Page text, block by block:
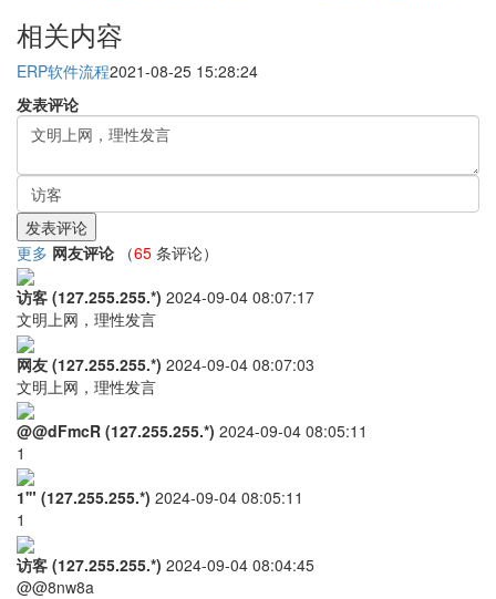
相关内容
ERP软件流程2021-08-25 15:28:24
发表评论
更多 网友评论 （65 条评论）
访客 (127.255.255.*) 2024-09-04 08:07:17
文明上网，理性发言
网友 (127.255.255.*) 2024-09-04 08:07:03
文明上网，理性发言
@@dFmcR (127.255.255.*) 2024-09-04 08:05:11
1
1'" (127.255.255.*) 2024-09-04 08:05:11
1
访客 (127.255.255.*) 2024-09-04 08:04:45
@@8nw8a